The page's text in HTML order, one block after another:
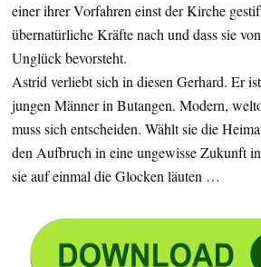
einer ihrer Vorfahren einst der Kirche
übernatürliche Kräfte nach und dass sie
Unglück bevorsteht.
Astrid verliebt sich in diesen Gerhard. Er
jungen Männer in Butangen. Modern,
muss sich entscheiden. Wählt sie die
den Aufbruch in eine ungewisse Zukunft
sie auf einmal die Glocken läuten …